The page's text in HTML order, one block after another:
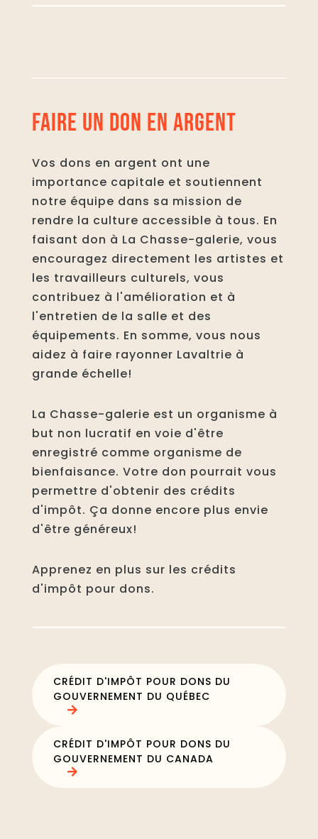
FAIRE UN DON EN ARGENT
Vos dons en argent ont une
importance capitale et soutiennent
notre équipe dans sa mission de
rendre la culture accessible à tous. En
faisant don à La Chasse-galerie, vous
encouragez directement les artistes et
les travailleurs culturels, vous
contribuez à l'amélioration et à
l'entretien de la salle et des
équipements. En somme, vous nous
aidez à faire rayonner Lavaltrie à
grande échelle!
La Chasse-galerie est un organisme à
but non lucratif en voie d'être
enregistré comme organisme de
bienfaisance. Votre don pourrait vous
permettre d'obtenir des crédits
d'impôt. Ça donne encore plus envie
d'être généreux!
Apprenez en plus sur les crédits
d'impôt pour dons.
CRÉDIT D'IMPÔT POUR DONS DU
GOUVERNEMENT DU QUÉBEC
CRÉDIT D'IMPÔT POUR DONS DU
GOUVERNEMENT DU CANADA